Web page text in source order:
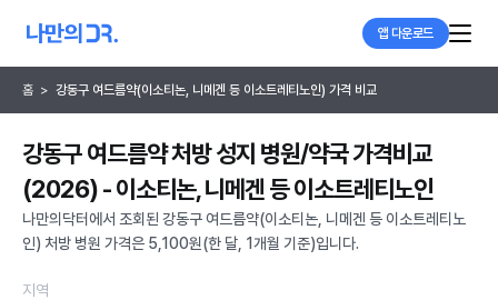
앱 다운로드
홈 > 강동구 여드름약(이소티논, 니메겐 등 이소트레티노인) 가격 비교
강동구 여드름약 처방 성지 병원/약국 가격비교
(2026) - 이소티논, 니메겐 등 이소트레티노인
나만의닥터에서 조회된 강동구 여드름약(이소티논, 니메겐 등 이소트레티노
인) 처방 병원 가격은 5,100원(한 달, 1개월 기준)입니다.
지역